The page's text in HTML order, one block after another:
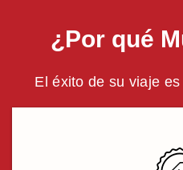
¿Por qué
El éxito de su viaje